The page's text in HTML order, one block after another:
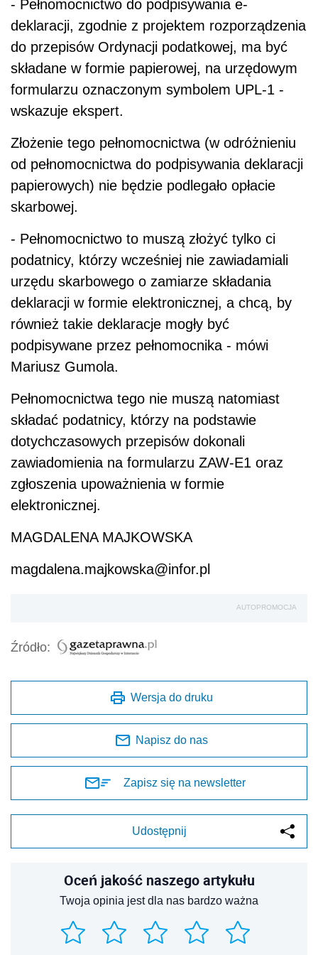
- Pełnomocnictwo do podpisywania e-
deklaracji, zgodnie z projektem rozporządzenia
do przepisów Ordynacji podatkowej, ma być
składane w formie papierowej, na urzędowym
formularzu oznaczonym symbolem UPL-1 -
wskazuje ekspert.
Złożenie tego pełnomocnictwa (w odróżnieniu
od pełnomocnictwa do podpisywania deklaracji
papierowych) nie będzie podlegało opłacie
skarbowej.
- Pełnomocnictwo to muszą złożyć tylko ci
podatnicy, którzy wcześniej nie zawiadamiali
urzędu skarbowego o zamiarze składania
deklaracji w formie elektronicznej, a chcą, by
również takie deklaracje mogły być
podpisywane przez pełnomocnika - mówi
Mariusz Gumola.
Pełnomocnictwa tego nie muszą natomiast
składać podatnicy, którzy na podstawie
dotychczasowych przepisów dokonali
zawiadomienia na formularzu ZAW-E1 oraz
zgłoszenia upoważnienia w formie
elektronicznej.
MAGDALENA MAJKOWSKA
magdalena.majkowska@infor.pl
AUTOPROMOCJA
Źródło:
Wersja do druku
Napisz do nas
Zapisz się na newsletter
Udostępnij
Oceń jakość naszego artykułu
Twoja opinia jest dla nas bardzo ważna